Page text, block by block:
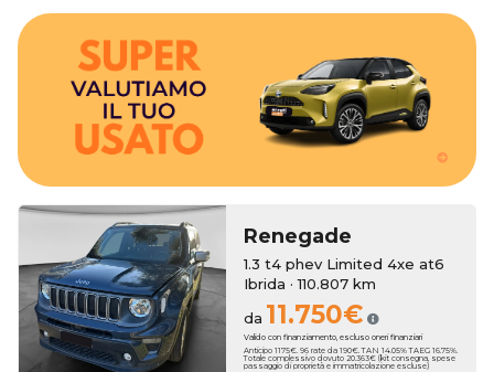
Hai una permuta?
Erreti Auto sottrae il suo valore al momento dell'acquisto della
tua nuova auto, con una super valutazione aggiuntiva fino a
3250€. Hai un usato da rottamare? Erreti Auto ha pensato a dei
bonus anche sull'usato che vale zero!
Renegade
1.3 t4 phev Limited 4xe at6
Ibrida · 110.807 km
da 11.750€
Valido con finanziamento, escluso oneri finanziari
Anticipo 1175€. 96 rate da 190€. TAN 14.05% TAEG 16.75%.
Totale complessivo dovuto 20.363€ (kit consegna, spese
passaggio di proprietà e immatricolazione escluse)